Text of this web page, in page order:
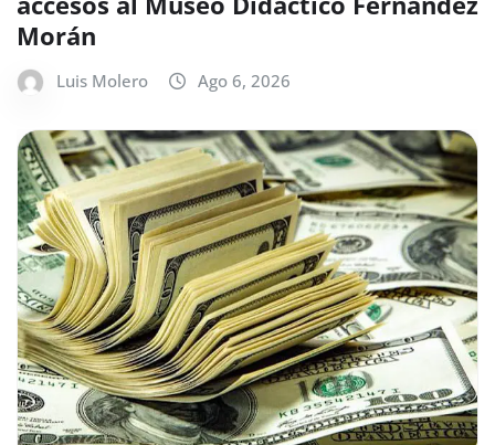
Morán
Luis Molero Ago 6, 2026